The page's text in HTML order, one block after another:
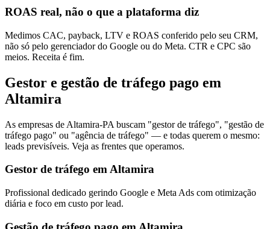
ROAS real, não o que a plataforma diz
Medimos CAC, payback, LTV e ROAS conferido pelo seu CRM,
não só pelo gerenciador do Google ou do Meta. CTR e CPC são
meios. Receita é fim.
Gestor e gestão de tráfego pago em
Altamira
As empresas de Altamira-PA buscam "gestor de tráfego", "gestão de
tráfego pago" ou "agência de tráfego" — e todas querem o mesmo:
leads previsíveis. Veja as frentes que operamos.
Gestor de tráfego em Altamira
Profissional dedicado gerindo Google e Meta Ads com otimização
diária e foco em custo por lead.